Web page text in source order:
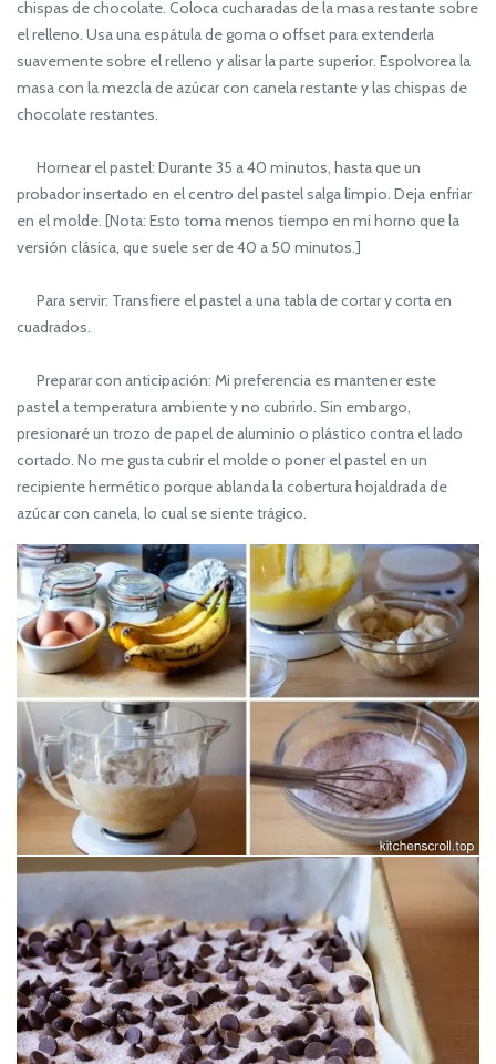
chispas de chocolate. Coloca cucharadas de la masa restante sobre
el relleno. Usa una espátula de goma o offset para extenderla
suavemente sobre el relleno y alisar la parte superior. Espolvorea la
masa con la mezcla de azúcar con canela restante y las chispas de
chocolate restantes.
Hornear el pastel: Durante 35 a 40 minutos, hasta que un
probador insertado en el centro del pastel salga limpio. Deja enfriar
en el molde. [Nota: Esto toma menos tiempo en mi horno que la
versión clásica, que suele ser de 40 a 50 minutos.]
Para servir: Transfiere el pastel a una tabla de cortar y corta en
cuadrados.
Preparar con anticipación: Mi preferencia es mantener este
pastel a temperatura ambiente y no cubrirlo. Sin embargo,
presionaré un trozo de papel de aluminio o plástico contra el lado
cortado. No me gusta cubrir el molde o poner el pastel en un
recipiente hermético porque ablanda la cobertura hojaldrada de
azúcar con canela, lo cual se siente trágico.